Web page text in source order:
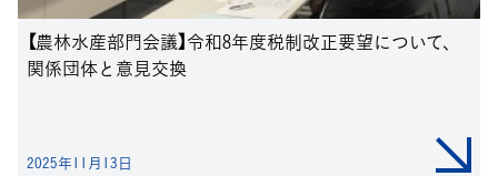
【農林水産部門会議】令和8年度税制改正要望について、
関係団体と意見交換
2025年11月13日